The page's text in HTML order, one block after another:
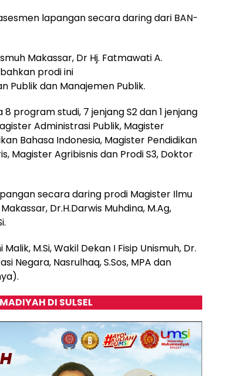
lapangan secara daring dari BAN-
Makassar, Dr Hj. Fatmawati A.
prodi ini
Publik dan Manajemen Publik.
program studi, 7 jenjang S2 dan 1 jenjang
Administrasi Publik, Magister
Bahasa Indonesia, Magister Pendidikan
Magister Agribisnis dan Prodi S3, Doktor
secara daring prodi Magister Ilmu
Dr.H.Darwis Muhdina, M.Ag,
M.Si, Wakil Dekan I Fisip Unismuh, Dr.
Negara, Nasrulhaq, S.Sos, MPA dan
DI SULSEL